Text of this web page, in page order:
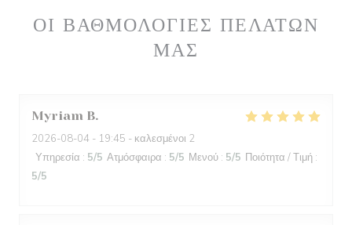
ΟΙ ΒΑΘΜΟΛΟΓΊΕΣ ΠΕΛΑΤΏΝ
ΜΑΣ
Myriam B
2026-08-04 - 19:45 - καλεσμένοι 2
Υπηρεσία : 5/5 Ατμόσφαιρα : 5/5 Μενού : 5/5 Ποιότητα / Τιμή :
5/5